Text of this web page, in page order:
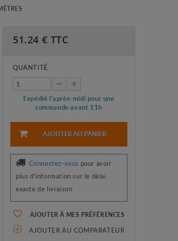
51.24 € TTC
QUANTITÉ
Expédié l'après-midi pour une
commande avant 11h
AJOUTER AU PANIER
Connectez-vous pour avoir
plus d'information sur le délai
exacte de livraison
AJOUTER À MES PRÉFÉRENCES
AJOUTER AU COMPARATEUR